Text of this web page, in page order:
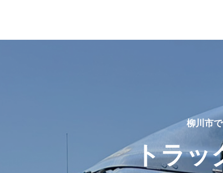
柳川市
トラッ